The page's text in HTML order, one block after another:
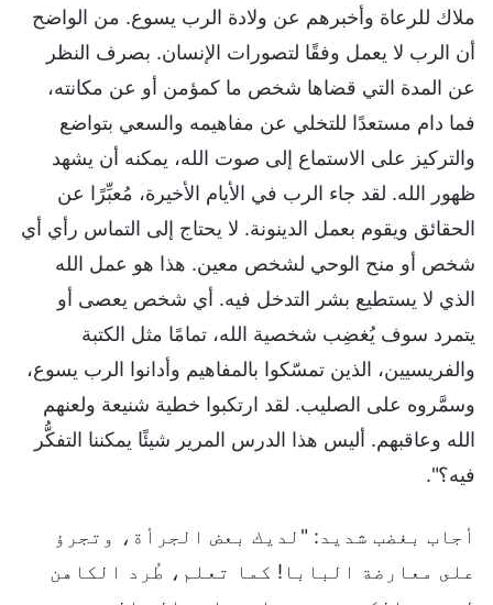
ملاك للرعاة وأخبرهم عن ولادة الرب يسوع. من الواضح
أن الرب لا يعمل وفقًا لتصورات الإنسان. بصرف النظر
عن المدة التي قضاها شخص ما كمؤمن أو عن مكانته،
فما دام مستعدًا للتخلي عن مفاهيمه والسعي بتواضع
والتركيز على الاستماع إلى صوت الله، يمكنه أن يشهد
ظهور الله. لقد جاء الرب في الأيام الأخيرة، مُعبِّرًا عن
الحقائق ويقوم بعمل الدينونة. لا يحتاج إلى التماس رأي أي
شخص أو منح الوحي لشخص معين. هذا هو عمل الله
الذي لا يستطيع بشر التدخل فيه. أي شخص يعصى أو
يتمرد سوف يُغضِب شخصية الله، تمامًا مثل الكتبة
والفريسيين، الذين تمسّكوا بالمفاهيم وأدانوا الرب يسوع،
وسمَّروه على الصليب. لقد ارتكبوا خطية شنيعة ولعنهم
الله وعاقبهم. أليس هذا الدرس المرير شيئًا يمكننا التفكُّر
فيه؟".
أجاب بغضب شديد: "لديك بعض الجرأة، وتجرؤ
على معارضة البابا! كما تعلم، طُرد الكاهن